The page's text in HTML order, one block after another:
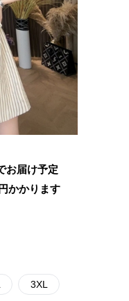
お届け予定
円かかります
3XL